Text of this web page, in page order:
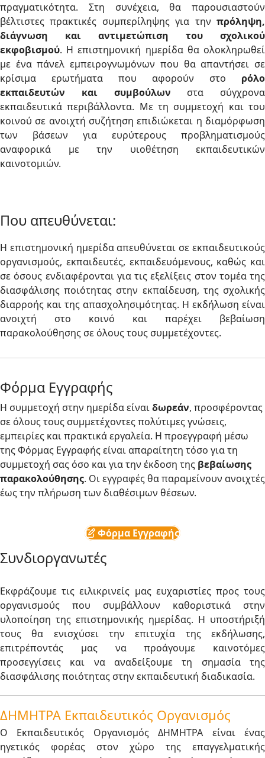
πραγματικότητα. Στη συνέχεια, θα παρουσιαστούν
βέλτιστες πρακτικές συμπερίληψης για την πρόληψη,
διάγνωση και αντιμετώπιση του σχολικού
εκφοβισμού. Η επιστημονική ημερίδα θα ολοκληρωθεί
με ένα πάνελ εμπειρογνωμόνων που θα απαντήσει σε
κρίσιμα ερωτήματα που αφορούν στο ρόλο
εκπαιδευτών και συμβούλων στα σύγχρονα
εκπαιδευτικά περιβάλλοντα. Με τη συμμετοχή και του
κοινού σε ανοιχτή συζήτηση επιδιώκεται η διαμόρφωση
των βάσεων για ευρύτερους προβληματισμούς
αναφορικά με την υιοθέτηση εκπαιδευτικών
καινοτομιών.
Που απευθύνεται:
Η επιστημονική ημερίδα απευθύνεται σε εκπαιδευτικούς
οργανισμούς, εκπαιδευτές, εκπαιδευόμενους, καθώς και
σε όσους ενδιαφέρονται για τις εξελίξεις στον τομέα της
διασφάλισης ποιότητας στην εκπαίδευση, της σχολικής
διαρροής και της απασχολησιμότητας. Η εκδήλωση είναι
ανοιχτή στο κοινό και παρέχει βεβαίωση
παρακολούθησης σε όλους τους συμμετέχοντες.
Φόρμα Εγγραφής
Η συμμετοχή στην ημερίδα είναιδωρεάν, προσφέροντας
σε όλους τους συμμετέχοντες πολύτιμες γνώσεις,
εμπειρίες και πρακτικά εργαλεία. Η προεγγραφή μέσω
της Φόρμας Εγγραφής είναι απαραίτητη τόσο για τη
συμμετοχή σας όσο και για την έκδοση της βεβαίωσης
παρακολούθησης. Οι εγγραφές θα παραμείνουν ανοιχτές
έως την πλήρωση των διαθέσιμων θέσεων.
Φόρμα Εγγραφής
Συνδιοργανωτές
Εκφράζουμε τις ειλικρινείς μας ευχαριστίες προς τους
οργανισμούς που συμβάλλουν καθοριστικά στην
υλοποίηση της επιστημονικής ημερίδας. Η υποστήριξή
τους θα ενισχύσει την επιτυχία της εκδήλωσης,
επιτρέποντάς μας να προάγουμε καινοτόμες
προσεγγίσεις και να αναδείξουμε τη σημασία της
διασφάλισης ποιότητας στην εκπαιδευτική διαδικασία.
ΔΗΜΗΤΡΑ Εκπαιδευτικός Οργανισμός
Ο Εκπαιδευτικός Οργανισμός ΔΗΜΗΤΡΑ είναι ένας
ηγετικός φορέας στον χώρο της επαγγελματικής